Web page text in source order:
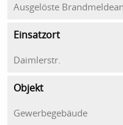
Ausgelöste
Einsatzort
Daimlerstr.
Objekt
Gewerbegebäude